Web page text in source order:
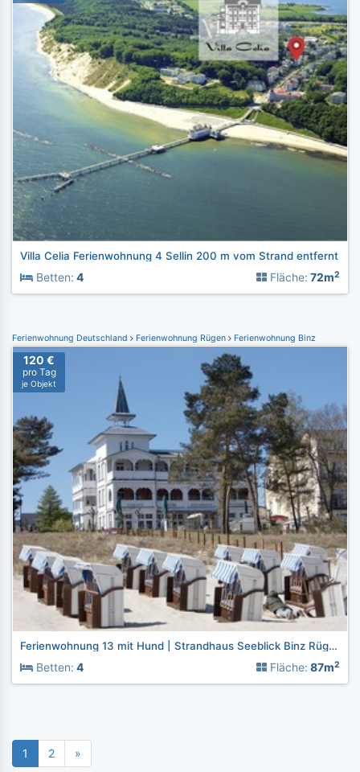
Villa Celia Ferienwohnung 4 Sellin 200 m vom Strand entfernt
Betten: 4 Fläche: 72m2
Ferienwohnung Deutschland Ferienwohnung Rügen Ferienwohnung Binz
120 €
pro Tag
je Objekt
Ferienwohnung 13 mit Hund | Strandhaus Seeblick Binz Rügen
Betten: 4 Fläche: 87m2
1 2 »